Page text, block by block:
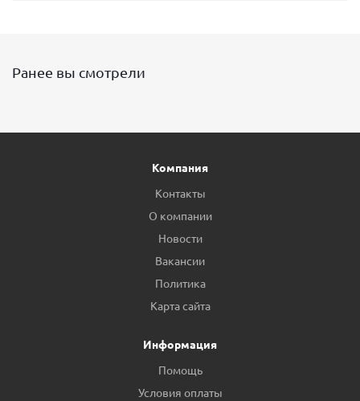
Ранее вы смотрели
Компания
Контакты
О компании
Новости
Вакансии
Политика
Карта сайта
Информация
Помощь
Условия оплаты